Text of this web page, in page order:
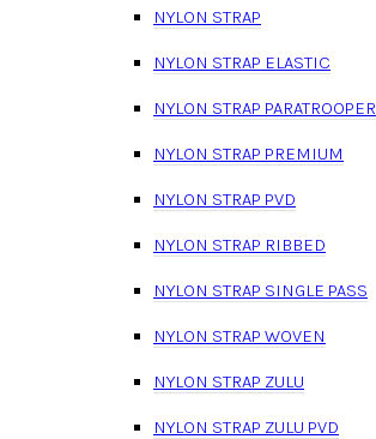
NYLON STRAP
NYLON STRAP ELASTIC
NYLON STRAP PARATROOPER
NYLON STRAP PREMIUM
NYLON STRAP PVD
NYLON STRAP RIBBED
NYLON STRAP SINGLE PASS
NYLON STRAP WOVEN
NYLON STRAP ZULU
NYLON STRAP ZULU PVD